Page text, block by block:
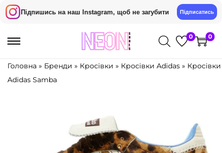
Підпишись на наш Instagram, щоб не загубити Підписатись
П
т
и
д
П
т
и
д
0 0
Головна » Бренди » Кросівки » Кросівки Adidas » Кросівки
Adidas Samba